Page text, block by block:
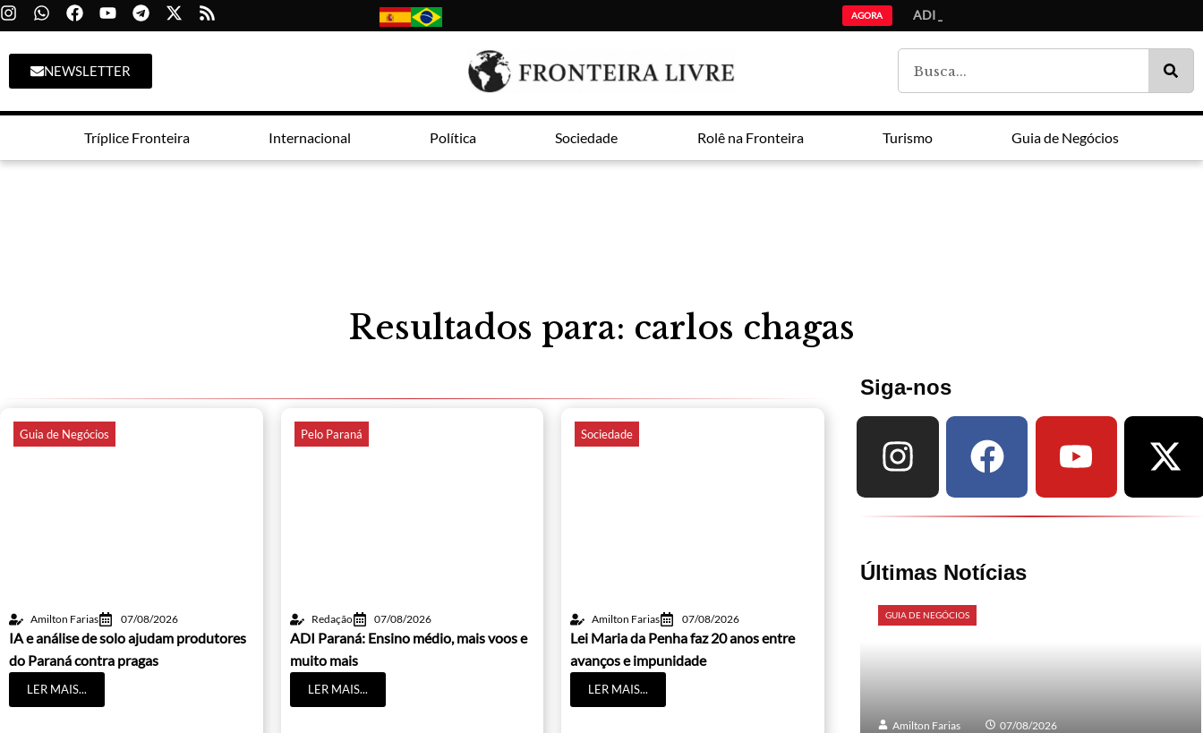
AGORA ADI Paraná: Ensino médio,
NEWSLETTER
Tríplice Fronteira Internacional Política Sociedade Rolê na Fronteira Turismo Guia de Negócios
Resultados para: carlos chagas
Guia de Negócios
Amilton Farias 07/08/2026
IA e análise de solo ajudam produtores
do Paraná contra pragas
LER MAIS...
Pelo Paraná
Redação 07/08/2026
ADI Paraná: Ensino médio, mais voos e
muito mais
LER MAIS...
Sociedade
Amilton Farias 07/08/2026
Lei Maria da Penha faz 20 anos entre
avanços e impunidade
LER MAIS...
Siga-nos
Últimas Notícias
GUIA DE NEGÓCIOS
Amilton Farias 07/08/2026